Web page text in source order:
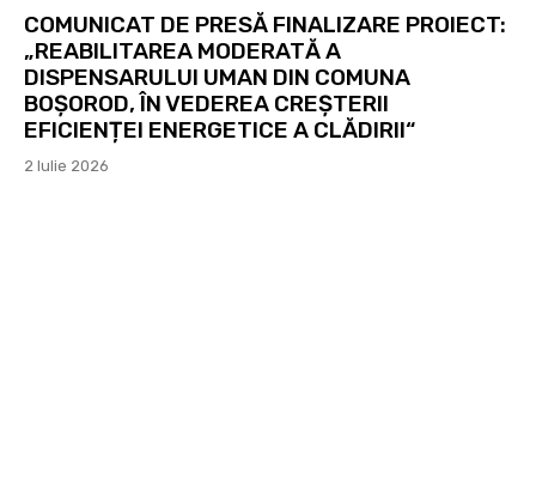
COMUNICAT DE PRESĂ FINALIZARE PROIECT:
„REABILITAREA MODERATĂ A
DISPENSARULUI UMAN DIN COMUNA
BOȘOROD, ÎN VEDEREA CREȘTERII
EFICIENȚEI ENERGETICE A CLĂDIRII“
2 Iulie 2026